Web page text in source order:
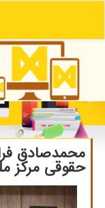
محمدصادق
حقوقی مرکز